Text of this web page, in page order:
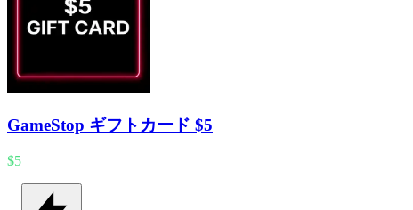
GameStop ギフトカード $5
$5